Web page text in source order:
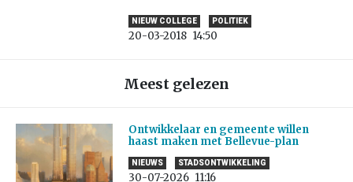
NIEUW COLLEGE POLITIEK
20-03-2018 14:50
Meest gelezen
Ontwikkelaar en gemeente willen
haast maken met Bellevue-plan
NIEUWS STADSONTWIKKELING
30-07-2026 11:16